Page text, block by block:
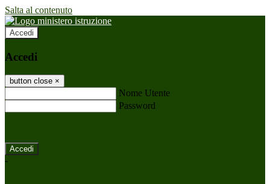
Salta al contenuto
Accedi
Accedi
button close ×
Nome Utente
Password
-